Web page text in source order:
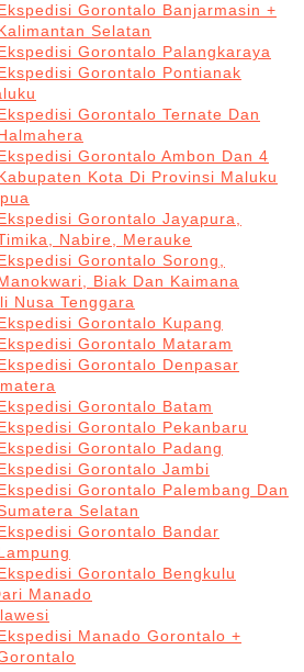
Gorontalo Banjarmasin +
Selatan
Gorontalo Palangkaraya
Gorontalo Pontianak
Gorontalo Ternate Dan
Gorontalo Ambon Dan 4
Kota Di Provinsi Maluku
Gorontalo Jayapura,
Nabire, Merauke
Gorontalo Sorong,
Biak Dan Kaimana
Nusa Tenggara
Gorontalo Kupang
Gorontalo Mataram
Gorontalo Denpasar
Gorontalo Batam
Gorontalo Pekanbaru
Gorontalo Padang
Gorontalo Jambi
Gorontalo Palembang Dan
Selatan
Gorontalo Bandar
Gorontalo Bengkulu
Manado
Manado Gorontalo +